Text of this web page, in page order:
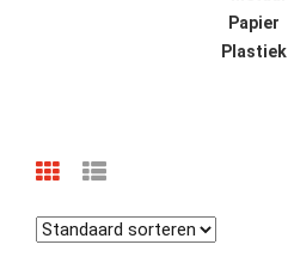
Papier
Plastiek